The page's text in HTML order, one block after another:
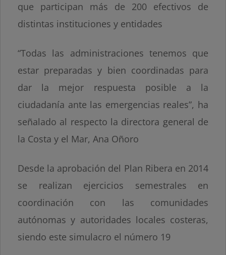
que participan más de 200 efectivos de
distintas instituciones y entidades
“Todas las administraciones tenemos que
estar preparadas y bien coordinadas para
dar la mejor respuesta posible a la
ciudadanía ante las emergencias reales”, ha
señalado al respecto la directora general de
la Costa y el Mar, Ana Oñoro
Desde la aprobación del Plan Ribera en 2014
se realizan ejercicios semestrales en
coordinación con las comunidades
autónomas y autoridades locales costeras,
siendo este simulacro el número 19